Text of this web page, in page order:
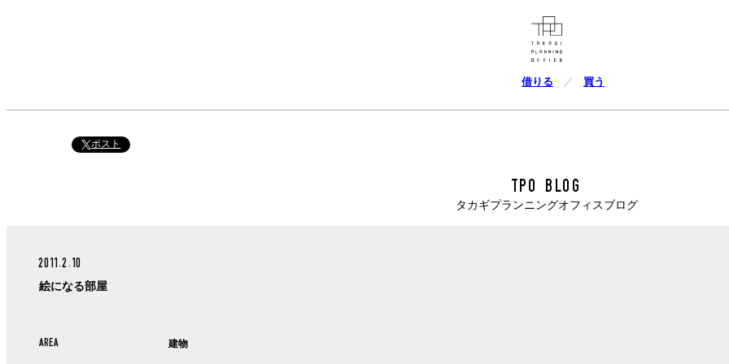
借りる 買う
ポスト
TPO BLOG
タカギプランニングオフィスブログ
2011.2.10
絵になる部屋
AREA 建物